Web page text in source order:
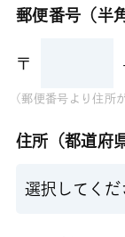
郵便番号（半
〒
(郵便番号より住所
住所（都道府